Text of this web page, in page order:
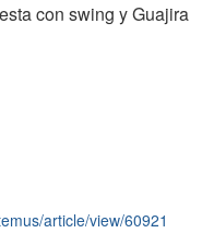
con swing y Guajira
article/view/60921